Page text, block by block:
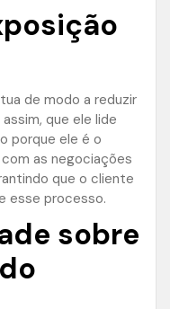
de modo a reduzir
que ele lide
porque ele é o
as negociações
que o cliente
esse processo.
sobre